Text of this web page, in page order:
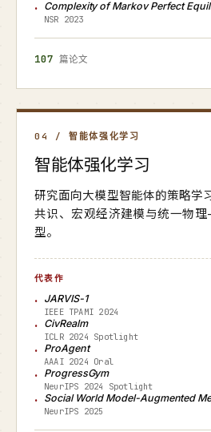
Complexity of Markov Perfect
NSR 2023
107 篇论文
04 / 智能体强化学习
智能体强化学习
研究面向大模型智能体的策略学
共识、宏观经济建模与统一物
型。
代表作
JARVIS-1
IEEE TPAMI 2024
CivRealm
ICLR 2024 Spotlight
ProAgent
AAAI 2024 Oral
ProgressGym
NeurIPS 2024 Spotlight
Social World Model-Augmented
NeurIPS 2025